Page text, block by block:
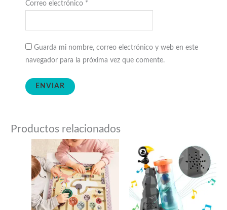
Correo electrónico *
Guarda mi nombre, correo electrónico y web en este
navegador para la próxima vez que comente.
Productos relacionados